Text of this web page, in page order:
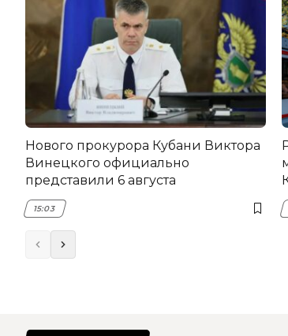
Нового прокурора Кубани Виктора
Винецкого официально
представили 6 августа
15:03